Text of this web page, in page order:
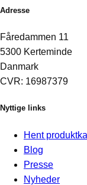
Adresse
Fåredammen 11
5300 Kerteminde
Danmark
CVR: 16987379
Nyttige links
Hent
Blog
Presse
Nyheder